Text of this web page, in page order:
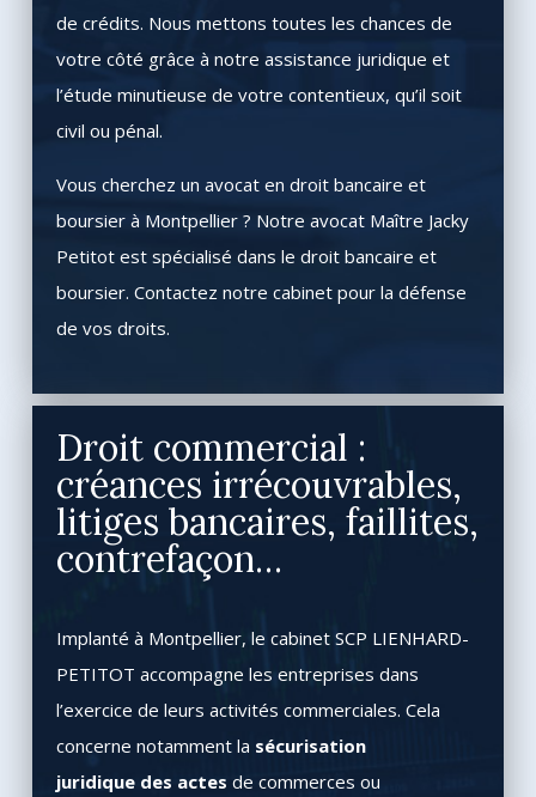
de crédits. Nous mettons toutes les chances de
votre côté grâce à notre assistance juridique et
l’étude minutieuse de votre contentieux, qu’il soit
civil ou pénal.
Vous cherchez un avocat en droit bancaire et
boursier à Montpellier ? Notre avocat Maître Jacky
Petitot est spécialisé dans le droit bancaire et
boursier. Contactez notre cabinet pour la défense
de vos droits.
Droit commercial :
créances irrécouvrables,
litiges bancaires, faillites,
contrefaçon…
Implanté à Montpellier, le cabinet SCP LIENHARD-
PETITOT accompagne les entreprises dans
l’exercice de leurs activités commerciales. Cela
concerne notamment la sécurisation
juridique des actes de commerces ou